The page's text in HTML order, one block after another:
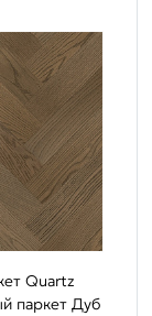
Quartz
паркет Дуб